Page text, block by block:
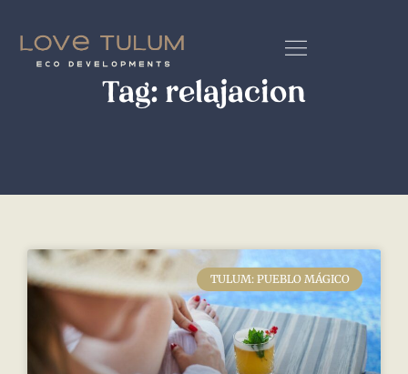
Tag: relajacion
TULUM: PUEBLO MÁGICO